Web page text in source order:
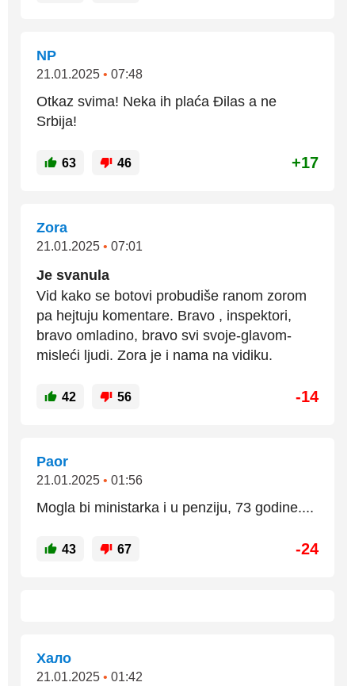
NP
21.01.2025 • 07:48
Otkaz svima! Neka ih plaća Đilas a ne
Srbija!
63 46 +17
Zora
21.01.2025 • 07:01
Je svanula
Vid kako se botovi probudiše ranom zorom
pa hejtuju komentare. Bravo , inspektori,
bravo omladino, bravo svi svoje-glavom-
misleći ljudi. Zora je i nama na vidiku.
42 56 -14
Paor
21.01.2025 • 01:56
Mogla bi ministarka i u penziju, 73 godine....
43 67 -24
Хало
21.01.2025 • 01:42